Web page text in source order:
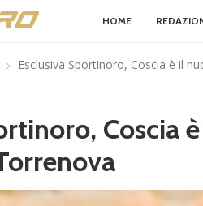
HOME
Esclusiva Sportinoro, Coscia è il
Coscia